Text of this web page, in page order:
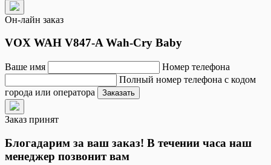
Он-лайн заказ
VOX WAH V847-A Wah-Cry Baby
Ваше имя
Номер телефона
Полный номер телефона с кодом
города или оператора
Заказать
Заказ принят
Блогадарим за ваш заказ! В течении часа наш
менеджер позвонит вам